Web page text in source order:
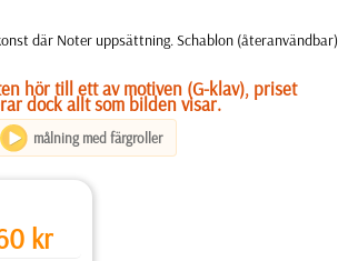
där Noter uppsättning. Schablon (återanvändbar)
hör till ett av motiven (G-klav), priset
dock allt som bilden visar.
målning med färgroller
kr